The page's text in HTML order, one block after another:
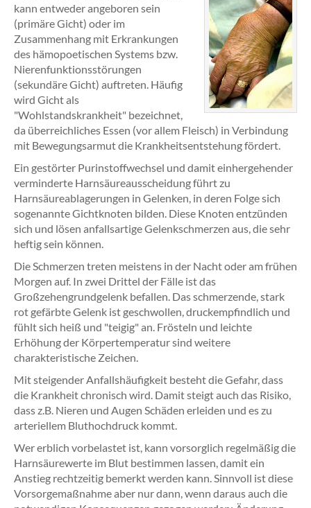
kann entweder angeboren sein
(primäre Gicht) oder im
Zusammenhang mit Erkrankungen
des hämopoetischen Systems bzw.
Nierenfunktionsstörungen
(sekundäre Gicht) auftreten. Häufig
wird Gicht als
"Wohlstandskrankheit" bezeichnet,
da überreichliches Essen (vor allem Fleisch) in Verbindung
mit Bewegungsarmut die Krankheitsentstehung fördert.
Ein gestörter Purinstoffwechsel und damit einhergehender
verminderte Harnsäureausscheidung führt zu
Harnsäureablagerungen in Gelenken, in deren Folge sich
sogenannte Gichtknoten bilden. Diese Knoten entzünden
sich und lösen anfallsartige Gelenkschmerzen aus, die sehr
heftig sein können.
Die Schmerzen treten meistens in der Nacht oder am frühen
Morgen auf. In zwei Drittel der Fälle ist das
Großzehengrundgelenk befallen. Das schmerzende, stark
rot gefärbte Gelenk ist geschwollen, druckempfindlich und
fühlt sich heiß und "teigig" an. Frösteln und leichte
Erhöhung der Körpertemperatur sind weitere
charakteristische Zeichen.
Mit steigender Anfallshäufigkeit besteht die Gefahr, dass
die Krankheit chronisch wird. Damit steigt auch das Risiko,
dass z.B. Nieren und Augen Schäden erleiden und es zu
arteriellem Bluthochdruck kommt.
Wer erblich vorbelastet ist, kann vorsorglich regelmäßig die
Harnsäurewerte im Blut bestimmen lassen, damit ein
Anstieg rechtzeitig bemerkt werden kann. Sinnvoll ist diese
Vorsorgemaßnahme aber nur dann, wenn daraus auch die